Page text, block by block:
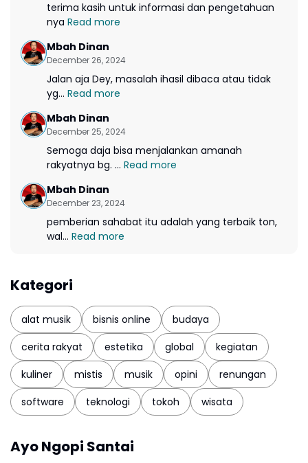
terima kasih untuk informasi dan pengetahuan
nya Read more
Mbah Dinan
December 26, 2024
Jalan aja Dey, masalah ihasil dibaca atau tidak
yg... Read more
Mbah Dinan
December 25, 2024
Semoga daja bisa menjalankan amanah
rakyatnya bg. ... Read more
Mbah Dinan
December 23, 2024
pemberian sahabat itu adalah yang terbaik ton,
wal... Read more
Kategori
alat musik bisnis online
budaya
cerita rakyat
estetika global
kegiatan
kuliner
mistis musik opini
renungan
software
teknologi tokoh wisata
Ayo Ngopi Santai